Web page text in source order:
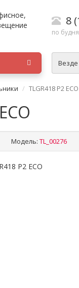
8
по
Везде
TLGR418 P2 ECO
Модель: TL_00276